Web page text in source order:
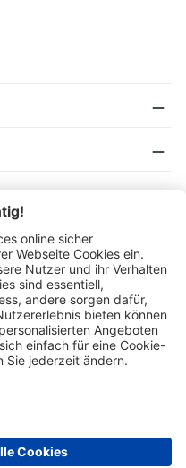
auch auf
Industrie, Handel, Gewerbe und
die auf Anfrage mitgeteilt werden.